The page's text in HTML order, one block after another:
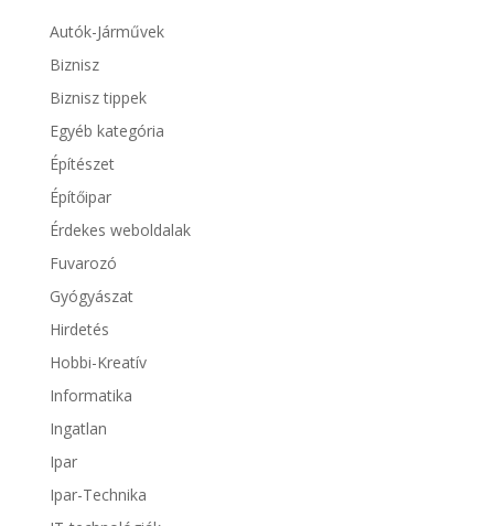
Autók-Járművek
Biznisz
Biznisz tippek
Egyéb kategória
Építészet
Építőipar
Érdekes weboldalak
Fuvarozó
Gyógyászat
Hirdetés
Hobbi-Kreatív
Informatika
Ingatlan
Ipar
Ipar-Technika